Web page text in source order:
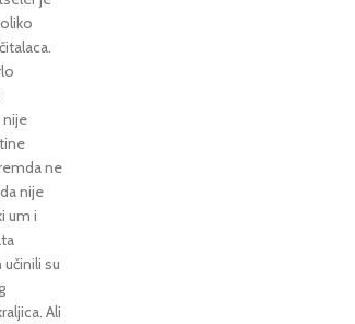
nije
ne
nije
um i
su
Ali